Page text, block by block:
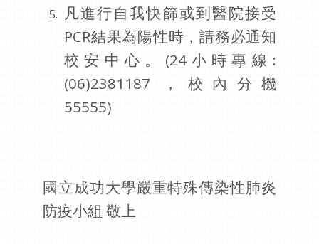
凡進行自我快篩或到醫院接受
PCR結果為陽性時，請務必通知
校安中心。(24小時專線:
(06)2381187 ，校內分機
55555)
國立成功大學嚴重特殊傳染性肺炎
防疫小組 敬上